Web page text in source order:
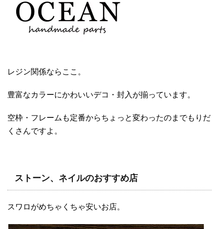
レジン関係ならここ。
豊富なカラーにかわいいデコ・封入が揃っています。
空枠・フレームも定番からちょっと変わったのまでもりだ
くさんですよ。
ストーン、ネイルのおすすめ店
スワロがめちゃくちゃ安いお店。